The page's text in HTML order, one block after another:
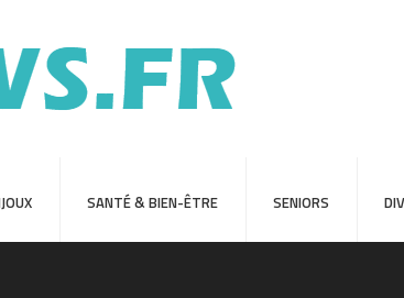
SANTÉ & BIEN-ÊTRE SENIORS